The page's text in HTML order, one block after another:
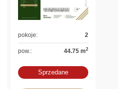
pokoje: 2
pow.: 44.75 m2
Sprzedane